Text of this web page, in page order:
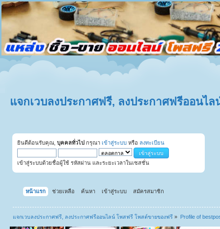
แจกเวบลงประกาศฟรี, ลงประกาศฟรีออนไ
ยินดีต้อนรับคุณ, บุคคลทั่วไป กรุณา เข้าสู่ระบบ หรือ ลงทะเบียน
เข้าสู่ระบบด้วยชื่อผู้ใช้ รหัสผ่าน และระยะเวลาในเซสชั่น
หน้าแรก ช่วยเหลือ ค้นหา เข้าสู่ระบบ สมัครสมาชิก
แจกเวบลงประกาศฟรี, ลงประกาศฟรีออนไลน์ โพสฟรี โพสต์ขายของฟรี » Profile of